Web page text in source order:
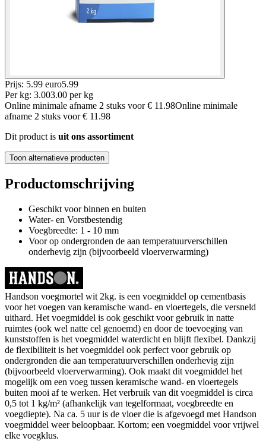
Prijs: 5.99 euro5.99
Per kg: 3.003.00 per kg
Online minimale afname 2 stuks voor€ 11.98Online minimale
afname 2 stuks voor€ 11.98
Dit product is uit ons assortiment
Toon alternatieve producten
Productomschrijving
Geschikt voor binnen en buiten
Water- en Vorstbestendig
Voegbreedte: 1 - 10 mm
Voor op ondergronden de aan temperatuurverschillen
onderhevig zijn (bijvoorbeeld vloerverwarming)
Handson voegmortel wit 2kg. is een voegmiddel op cementbasis
voor het voegen van keramische wand- en vloertegels, die versneld
uithard. Het voegmiddel is ook geschikt voor gebruik in natte
ruimtes (ook wel natte cel genoemd) en door de toevoeging van
kunststoffen is het voegmiddel waterdicht en blijft flexibel. Dankzij
de flexibiliteit is het voegmiddel ook perfect voor gebruik op
ondergronden die aan temperatuurverschillen onderhevig zijn
(bijvoorbeeld vloerverwarming). Ook maakt dit voegmiddel het
mogelijk om een voeg tussen keramische wand- en vloertegels
buiten mooi af te werken. Het verbruik van dit voegmiddel is circa
0,5 tot 1 kg/m² (afhankelijk van tegelformaat, voegbreedte en
voegdiepte). Na ca. 5 uur is de vloer die is afgevoegd met Handson
voegmiddel weer beloopbaar. Kortom; een voegmiddel voor vrijwel
elke voegklus.